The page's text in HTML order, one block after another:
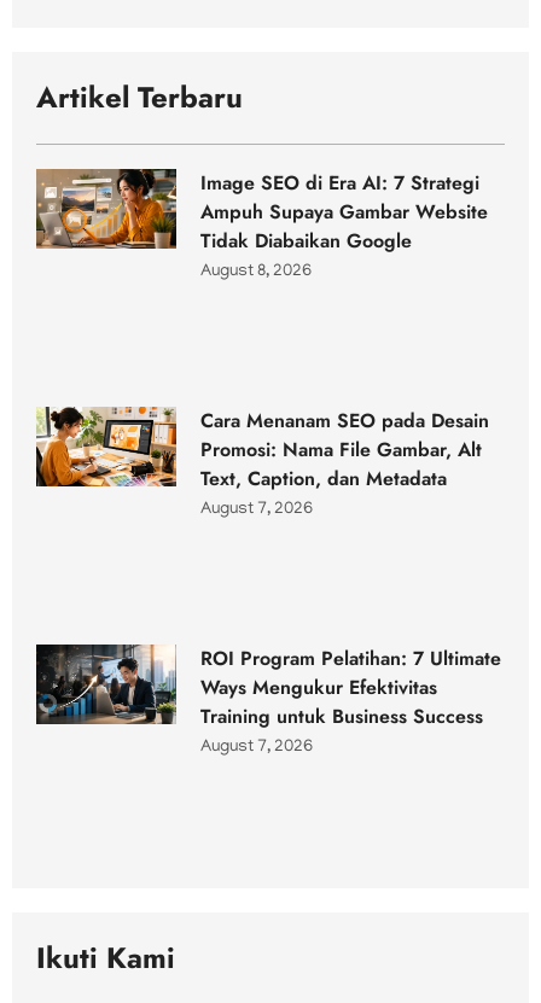
Artikel Terbaru
Image SEO di Era AI: 7 Strategi
Ampuh Supaya Gambar Website
Tidak Diabaikan Google
August 8, 2026
Cara Menanam SEO pada Desain
Promosi: Nama File Gambar, Alt
Text, Caption, dan Metadata
August 7, 2026
ROI Program Pelatihan: 7 Ultimate
Ways Mengukur Efektivitas
Training untuk Business Success
August 7, 2026
Ikuti Kami